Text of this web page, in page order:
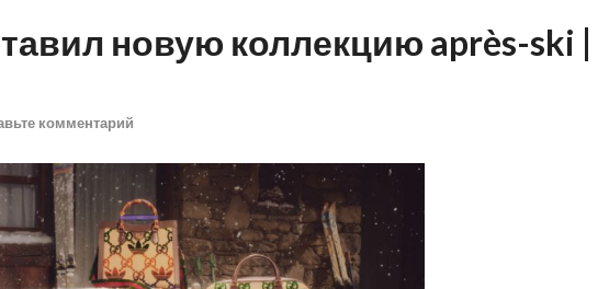
новую коллекцию après-ski |
комментарий